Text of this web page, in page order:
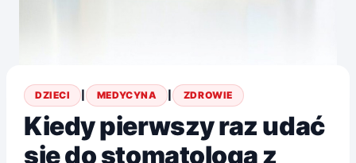
DZIECI MEDYCYNA ZDROWIE
Kiedy pierwszy raz udać
się do stomatologa z